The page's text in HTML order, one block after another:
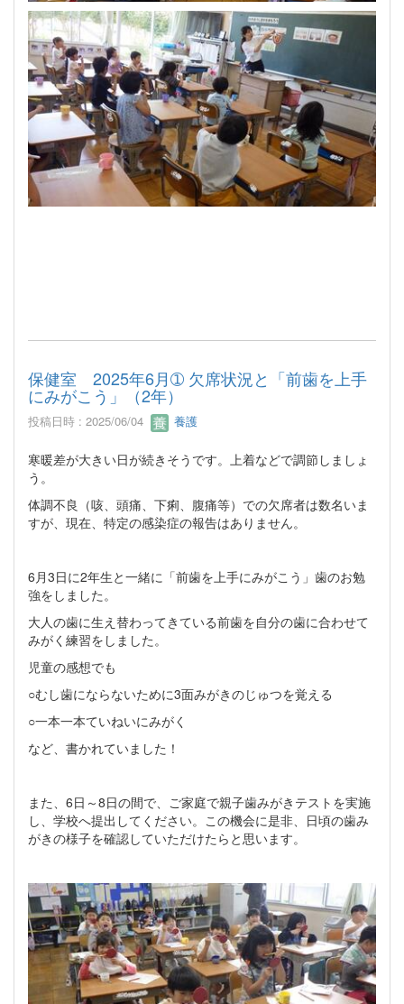
保健室 2025年6月➀ 欠席状況と「前歯を上手
にみがこう」（2年）
投稿日時 : 2025/06/04 養護
寒暖差が大きい日が続きそうです。上着などで調節しましょ
う。
体調不良（咳、頭痛、下痢、腹痛等）での欠席者は数名いま
すが、現在、特定の感染症の報告はありません。
6月3日に2年生と一緒に「前歯を上手にみがこう」歯のお勉
強をしました。
大人の歯に生え替わってきている前歯を自分の歯に合わせて
みがく練習をしました。
児童の感想でも
○むし歯にならないために3面みがきのじゅつを覚える
○一本一本ていねいにみがく
など、書かれていました！
また、6日～8日の間で、ご家庭で親子歯みがきテストを実施
し、学校へ提出してください。この機会に是非、日頃の歯み
がきの様子を確認していただけたらと思います。